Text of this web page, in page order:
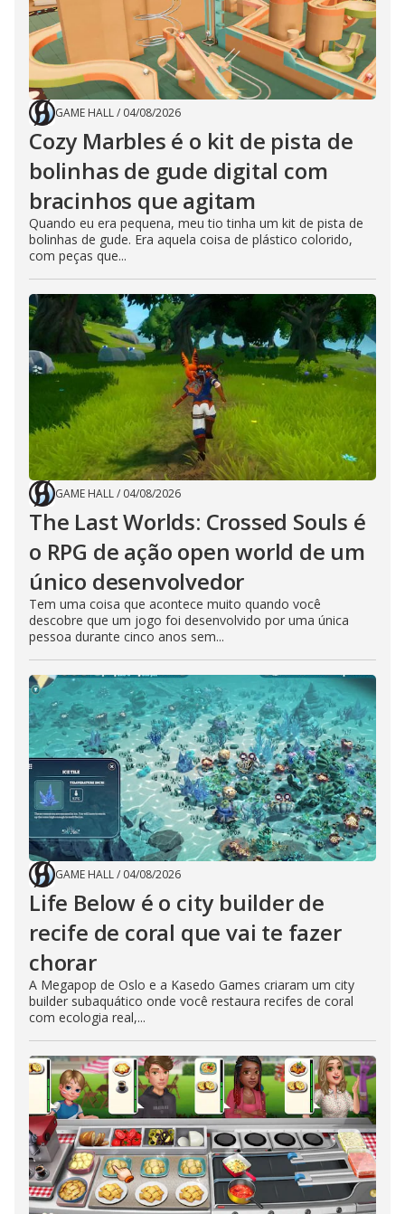
GAME HALL/ 04/08/2026
Cozy Marbles é o kit de pista de
bolinhas de gude digital com
bracinhos que agitam
Quando eu era pequena, meu tio tinha um kit de pista de
bolinhas de gude. Era aquela coisa de plástico colorido,
com peças que...
GAME HALL/ 04/08/2026
The Last Worlds: Crossed Souls é
o RPG de ação open world de um
único desenvolvedor
Tem uma coisa que acontece muito quando você
descobre que um jogo foi desenvolvido por uma única
pessoa durante cinco anos sem...
GAME HALL/ 04/08/2026
Life Below é o city builder de
recife de coral que vai te fazer
chorar
A Megapop de Oslo e a Kasedo Games criaram um city
builder subaquático onde você restaura recifes de coral
com ecologia real,...